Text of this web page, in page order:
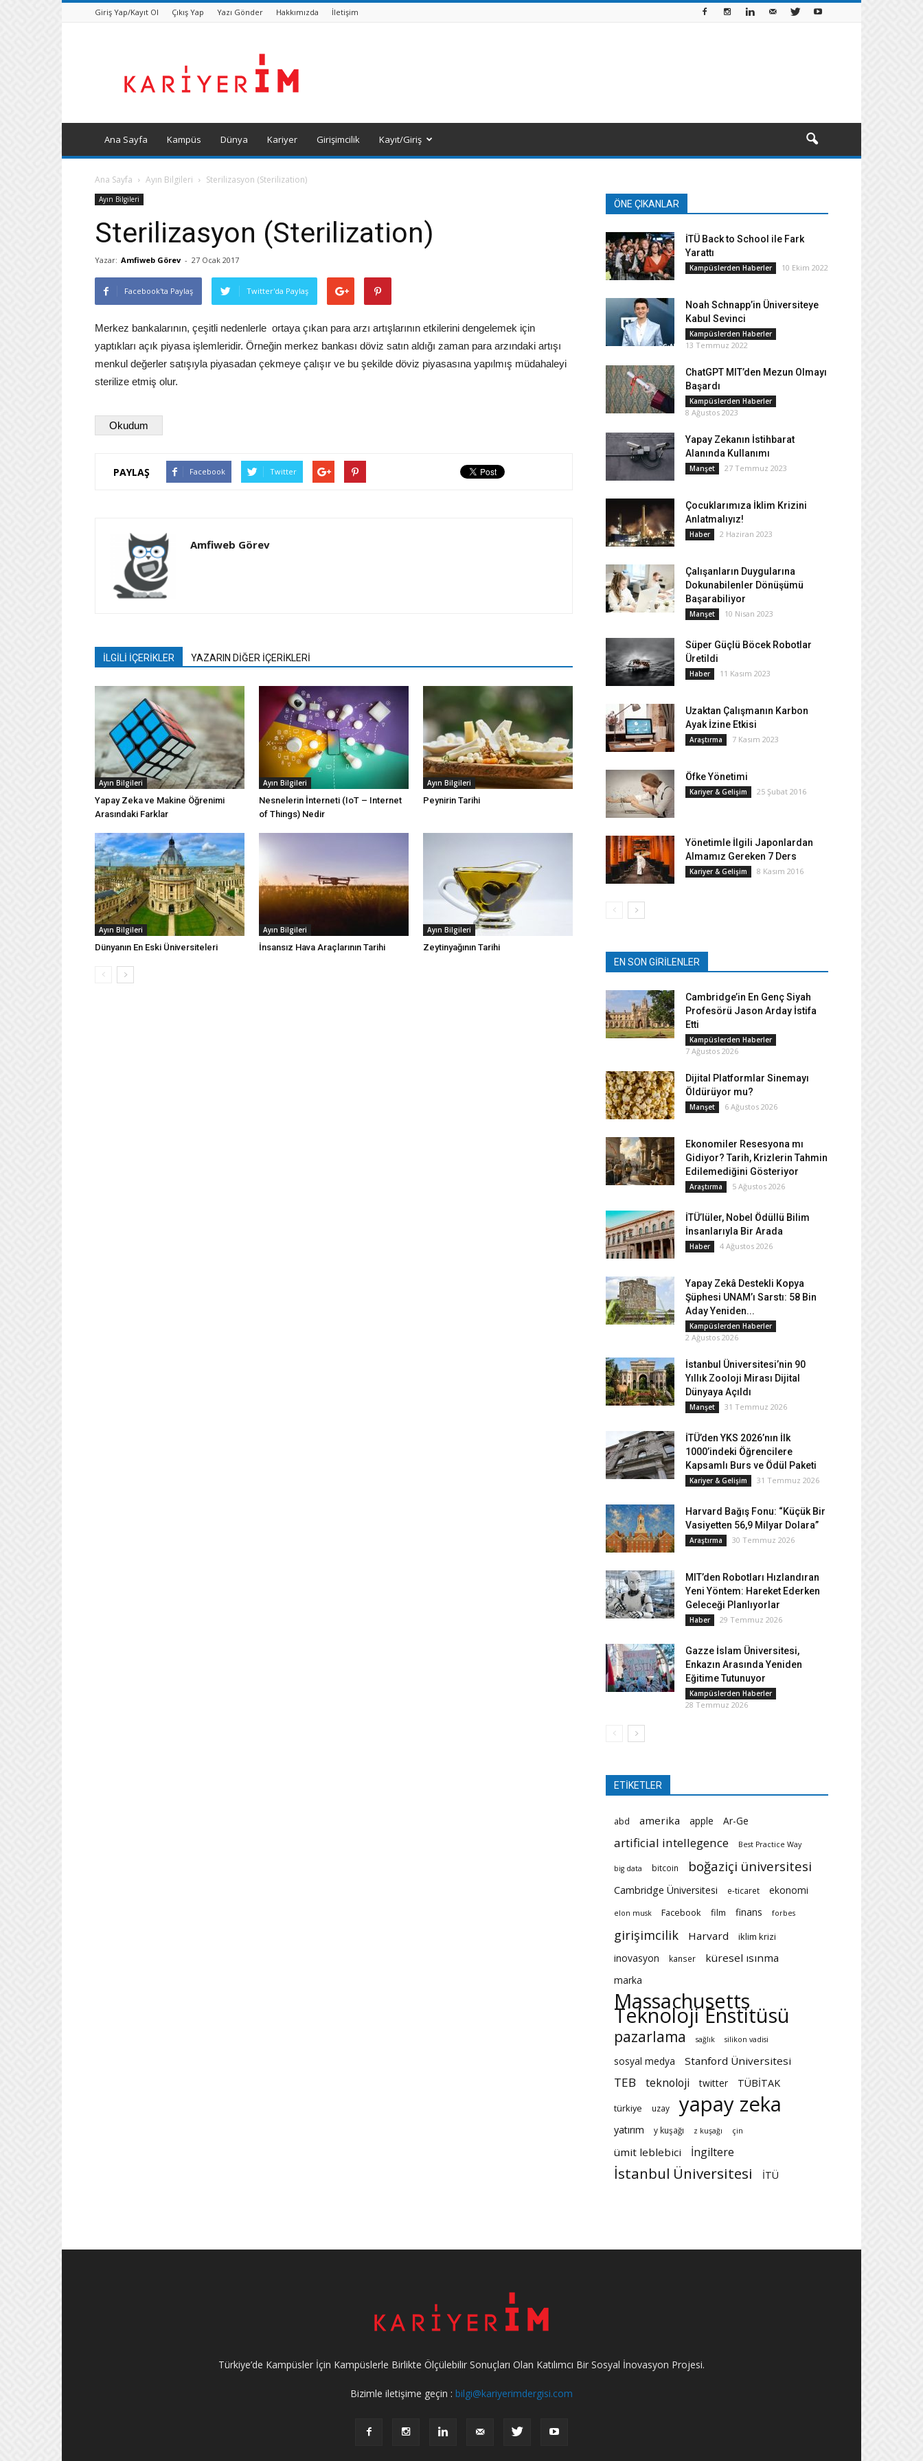
Giriş Yap/Kayıt Ol Çıkış Yap Yazı Gönder Hakkımızda İletişim
Ana Sayfa Kampüs Dünya Kariyer Girişimcilik Kayıt/Giriş
Ana Sayfa Ayın Bilgileri Sterilizasyon (Sterilization)
Ayın Bilgileri
Sterilizasyon (Sterilization)
Yazar: Amfiweb Görev - 27 Ocak 2017
Facebook'ta Paylaş Twitter'da Paylaş
Merkez bankalarının, çeşitli nedenlerle ortaya çıkan para arzı artışlarının etkilerini dengelemek için
yaptıkları açık piyasa işlemleridir. Örneğin merkez bankası döviz satın aldığı zaman para arzındaki artışı
menkul değerler satışıyla piyasadan çekmeye çalışır ve bu şekilde döviz piyasasına yapılmış müdahaleyi
sterilize etmiş olur.
Okudum
PAYLAŞ Facebook Twitter
Amfiweb Görev
İLGİLİ İÇERİKLER YAZARIN DİĞER İÇERİKLERİ
Ayın Bilgileri
Yapay Zeka ve Makine Öğrenimi
Arasındaki Farklar
Ayın Bilgileri
Nesnelerin İnterneti (IoT – Internet
of Things) Nedir
Ayın Bilgileri
Peynirin Tarihi
Ayın Bilgileri
Dünyanın En Eski Üniversiteleri
Ayın Bilgileri
İnsansız Hava Araçlarının Tarihi
Ayın Bilgileri
Zeytinyağının Tarihi
ÖNE ÇIKANLAR
İTÜ Back to School ile Fark
Yarattı
Kampüslerden Haberler 10 Ekim 2022
Noah Schnapp’in Üniversiteye
Kabul Sevinci
Kampüslerden Haberler
13 Temmuz 2022
ChatGPT MIT’den Mezun Olmayı
Başardı
Kampüslerden Haberler
8 Ağustos 2023
Yapay Zekanın İstihbarat
Alanında Kullanımı
Manşet 27 Temmuz 2023
Çocuklarımıza İklim Krizini
Anlatmalıyız!
Haber 2 Haziran 2023
Çalışanların Duygularına
Dokunabilenler Dönüşümü
Başarabiliyor
Manşet 10 Nisan 2023
Süper Güçlü Böcek Robotlar
Üretildi
Haber 11 Kasım 2023
Uzaktan Çalışmanın Karbon
Ayak İzine Etkisi
Araştırma 7 Kasım 2023
Öfke Yönetimi
Kariyer & Gelişim 25 Şubat 2016
Yönetimle İlgili Japonlardan
Almamız Gereken 7 Ders
Kariyer & Gelişim 8 Kasım 2016
EN SON GİRİLENLER
Cambridge’in En Genç Siyah
Profesörü Jason Arday İstifa
Etti
Kampüslerden Haberler
7 Ağustos 2026
Dijital Platformlar Sinemayı
Öldürüyor mu?
Manşet 6 Ağustos 2026
Ekonomiler Resesyona mı
Gidiyor? Tarih, Krizlerin Tahmin
Edilemediğini Gösteriyor
Araştırma 5 Ağustos 2026
İTÜ’lüler, Nobel Ödüllü Bilim
İnsanlarıyla Bir Arada
Haber 4 Ağustos 2026
Yapay Zekâ Destekli Kopya
Şüphesi UNAM’ı Sarstı: 58 Bin
Aday Yeniden...
Kampüslerden Haberler
2 Ağustos 2026
İstanbul Üniversitesi’nin 90
Yıllık Zooloji Mirası Dijital
Dünyaya Açıldı
Manşet 31 Temmuz 2026
İTÜ’den YKS 2026’nın İlk
1000’indeki Öğrencilere
Kapsamlı Burs ve Ödül Paketi
Kariyer & Gelişim 31 Temmuz 2026
Harvard Bağış Fonu: “Küçük Bir
Vasiyetten 56,9 Milyar Dolara”
Araştırma 30 Temmuz 2026
MIT’den Robotları Hızlandıran
Yeni Yöntem: Hareket Ederken
Geleceği Planlıyorlar
Haber 29 Temmuz 2026
Gazze İslam Üniversitesi,
Enkazın Arasında Yeniden
Eğitime Tutunuyor
Kampüslerden Haberler
28 Temmuz 2026
ETİKETLER
abd amerika apple Ar-Ge
artificial intellegence Best Practice Way
big data bitcoin boğaziçi üniversitesi
Cambridge Üniversitesi e-ticaret ekonomi
elon musk Facebook film finans forbes
girişimcilik Harvard iklim krizi
inovasyon kanser küresel ısınma
marka
Massachusetts
Teknoloji Enstitüsü
pazarlama sağlık silikon vadisi
sosyal medya Stanford Üniversitesi
TEB teknoloji twitter TÜBİTAK
türkiye uzay yapay zeka
yatırım y kuşağı z kuşağı çin
ümit leblebici İngiltere
İstanbul Üniversitesi İTÜ
Türkiye’de Kampüsler İçin Kampüslerle Birlikte Ölçülebilir Sonuçları Olan Katılımcı Bir Sosyal İnovasyon Projesi.
Bizimle iletişime geçin : bilgi@kariyerimdergisi.com